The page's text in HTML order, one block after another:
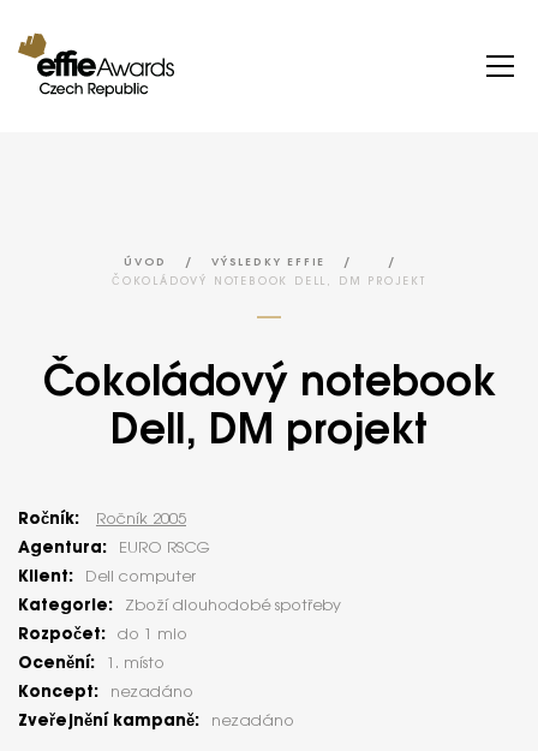
ÚVOD / VÝSLEDKY EFFIE / /
ČOKOLÁDOVÝ NOTEBOOK DELL, DM PROJEKT
Čokoládový notebook
Dell, DM projekt
Ročník: Ročník 2005
Agentura: EURO RSCG
Klient: Dell computer
Kategorie: Zboží dlouhodobé spotřeby
Rozpočet: do 1 mio
Ocenění: 1. místo
Koncept: nezadáno
Zveřejnění kampaně: nezadáno